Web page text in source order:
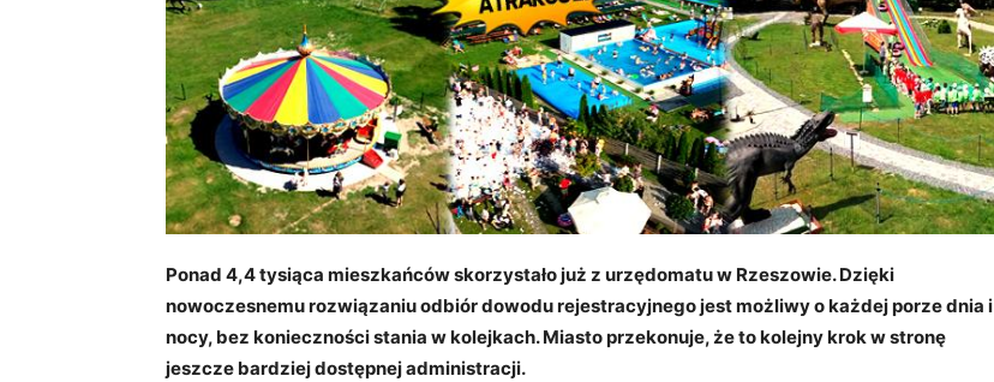
Ponad 4,4 tysiąca mieszkańców skorzystało już z urzędomatu w Rzeszowie. Dzięki
nowoczesnemu rozwiązaniu odbiór dowodu rejestracyjnego jest możliwy o każdej porze dnia i
nocy, bez konieczności stania w kolejkach. Miasto przekonuje, że to kolejny krok w stronę
jeszcze bardziej dostępnej administracji.